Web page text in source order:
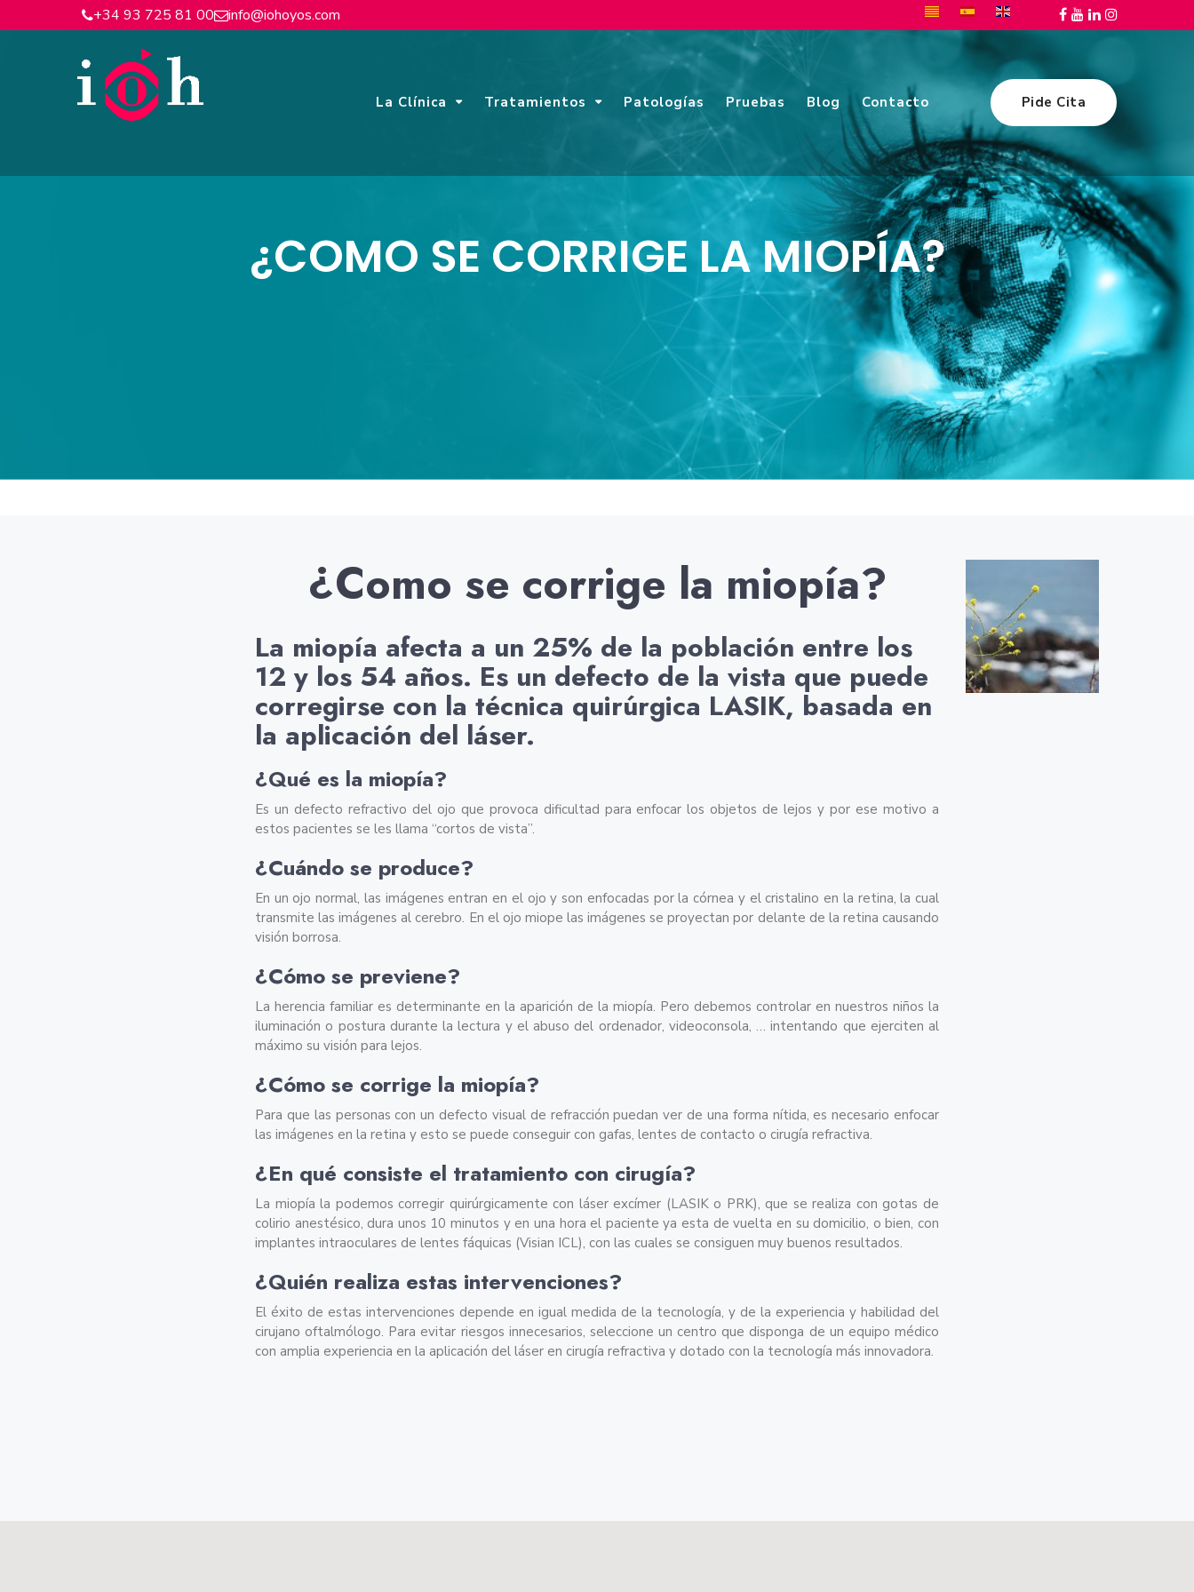
+34 93 725 81 00 info@iohoyos.com
La Clínica Tratamientos Patologías Pruebas Blog Contacto Pide Cita
¿COMO SE CORRIGE LA MIOPÍA?
¿Como se corrige la miopía?
La miopía afecta a un 25% de la población entre los
12 y los 54 años. Es un defecto de la vista que puede
corregirse con la técnica quirúrgica LASIK, basada en
la aplicación del láser.
¿Qué es la miopía?
Es un defecto refractivo del ojo que provoca dificultad para enfocar los objetos de lejos y por ese motivo a
estos pacientes se les llama “cortos de vista”.
¿Cuándo se produce?
En un ojo normal, las imágenes entran en el ojo y son enfocadas por la córnea y el cristalino en la retina, la cual
transmite las imágenes al cerebro. En el ojo miope las imágenes se proyectan por delante de la retina causando
visión borrosa.
¿Cómo se previene?
La herencia familiar es determinante en la aparición de la miopía. Pero debemos controlar en nuestros niños la
iluminación o postura durante la lectura y el abuso del ordenador, videoconsola, … intentando que ejerciten al
máximo su visión para lejos.
¿Cómo se corrige la miopía?
Para que las personas con un defecto visual de refracción puedan ver de una forma nítida, es necesario enfocar
las imágenes en la retina y esto se puede conseguir con gafas, lentes de contacto o cirugía refractiva.
¿En qué consiste el tratamiento con cirugía?
La miopía la podemos corregir quirúrgicamente con láser excímer (LASIK o PRK), que se realiza con gotas de
colirio anestésico, dura unos 10 minutos y en una hora el paciente ya esta de vuelta en su domicilio, o bien, con
implantes intraoculares de lentes fáquicas (Visian ICL), con las cuales se consiguen muy buenos resultados.
¿Quién realiza estas intervenciones?
El éxito de estas intervenciones depende en igual medida de la tecnología, y de la experiencia y habilidad del
cirujano oftalmólogo. Para evitar riesgos innecesarios, seleccione un centro que disponga de un equipo médico
con amplia experiencia en la aplicación del láser en cirugía refractiva y dotado con la tecnología más innovadora.